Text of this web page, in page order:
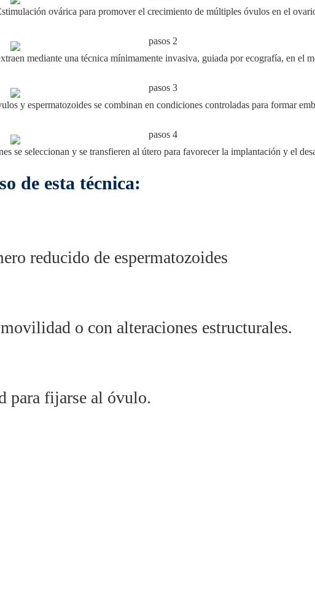
ovárica para promover el crecimiento de múltiples óvulos en el
mediante una técnica mínimamente invasiva, guiada por ecografía, en el
y espermatozoides se combinan en condiciones controladas para formar
se seleccionan y se transfieren al útero para favorecer la implantación y el
de esta técnica:
reducido de espermatozoides
o con alteraciones estructurales.
para fijarse al óvulo.